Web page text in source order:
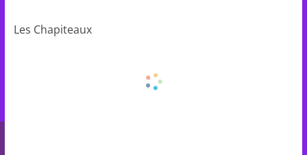
Les Chapiteaux